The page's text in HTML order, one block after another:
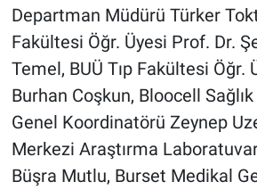
Departman Müdürü Türker
Fakültesi Öğr. Üyesi Prof. Dr.
Temel, BUÜ Tıp Fakültesi Öğr.
Burhan Coşkun, Bloocell
Genel Koordinatörü Zeynep
Merkezi Araştırma
Büşra Mutlu, Burset Medikal